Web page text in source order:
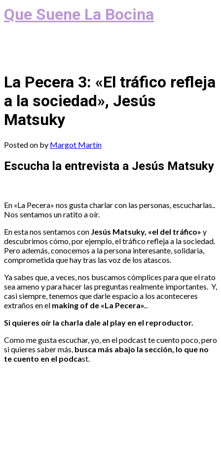
Que Suene La Bocina
La Pecera 3: «El tráfico refleja
a la sociedad», Jesús
Matsuky
Posted on by Margot Martín
Escucha la entrevista a Jesús Matsuky
En «La Pecera» nos gusta charlar con las personas, escucharlas..
Nos sentamos un ratito a oír.
En esta nos sentamos con Jesús Matsuky, «el del tráfico» y
descubrimos cómo, por ejemplo, el tráfico refleja a la sociedad.
Pero además, conocemos a la persona interesante, solidaria,
comprometida que hay tras las voz de los atascos.
Ya sabes que, a veces, nos buscamos cómplices para que el rato
sea ameno y para hacer las preguntas realmente importantes. Y,
casi siempre, tenemos que darle espacio a los aconteceres
extraños en el making of de «La Pecera».
Si quieres oír la charla dale al play en el reproductor.
Como me gusta escuchar, yo, en el podcast te cuento poco, pero
si quieres saber más, busca más abajo la sección, lo que no
te cuento en el podcast.